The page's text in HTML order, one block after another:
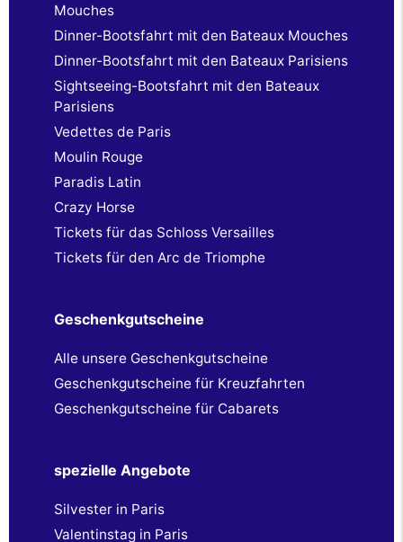
Mouches
Dinner-Bootsfahrt mit den Bateaux Mouches
Dinner-Bootsfahrt mit den Bateaux Parisiens
Sightseeing-Bootsfahrt mit den Bateaux
Parisiens
Vedettes de Paris
Moulin Rouge
Paradis Latin
Crazy Horse
Tickets für das Schloss Versailles
Tickets für den Arc de Triomphe
Geschenkgutscheine
Alle unsere Geschenkgutscheine
Geschenkgutscheine für Kreuzfahrten
Geschenkgutscheine für Cabarets
spezielle Angebote
Silvester in Paris
Valentinstag in Paris